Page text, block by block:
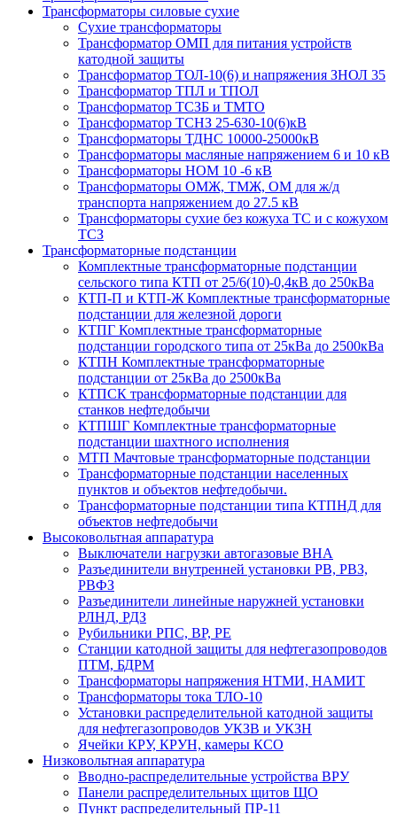
Трансформаторы силовые сухие
Сухие трансформаторы
Трансформатор ОМП для питания устройств
катодной защиты
Трансформатор ТОЛ-10(6) и напряжения ЗНОЛ 35
Трансформатор ТПЛ и ТПОЛ
Трансформатор ТСЗБ и ТМТО
Трансформатор ТСНЗ 25-630-10(6)кВ
Трансформаторы ТДНС 10000-25000кВ
Трансформаторы масляные напряжением 6 и 10 кВ
Трансформаторы НОМ 10 -6 кВ
Трансформаторы ОМЖ, ТМЖ, ОМ для ж/д
транспорта напряжением до 27.5 кВ
Трансформаторы сухие без кожуха ТС и с кожухом
ТСЗ
Трансформаторные подстанции
Комплектные трансформаторные подстанции
сельского типа КТП от 25/6(10)-0,4кВ до 250кВа
КТП-П и КТП-Ж Комплектные трансформаторные
подстанции для железной дороги
КТПГ Комплектные трансформаторные
подстанции городского типа от 25кВа до 2500кВа
КТПН Комплектные трансформаторные
подстанции от 25кВа до 2500кВа
КТПСК трансформаторные подстанции для
станков нефтедобычи
КТПШГ Комплектные трансформаторные
подстанции шахтного исполнения
МТП Мачтовые трансформаторные подстанции
Трансформаторные подстанции населенных
пунктов и объектов нефтедобычи.
Трансформаторные подстанции типа КТПНД для
объектов нефтедобычи
Высоковольтная аппаратура
Выключатели нагрузки автогазовые ВНА
Разъединители внутренней установки РВ, РВЗ,
РВФЗ
Разъединители линейные наружней установки
РЛНД, РДЗ
Рубильники РПС, ВР, РЕ
Станции катодной защиты для нефтегазопроводов
ПТМ, БДРМ
Трансформаторы напряжения НТМИ, НАМИТ
Трансформаторы тока ТЛО-10
Установки распределительной катодной защиты
для нефтегазопроводов УКЗВ и УКЗН
Ячейки КРУ, КРУН, камеры КСО
Низковольтная аппаратура
Вводно-распределительные устройства ВРУ
Панели распределительных щитов ЩО
Пункт распределительный ПР-11